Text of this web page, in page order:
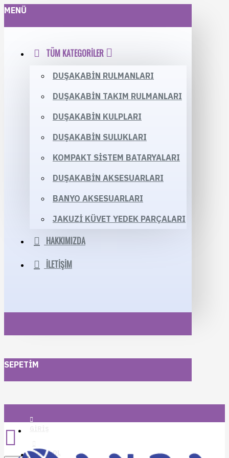
MENÜ
TÜM KATEGORILER
DUŞAKABIN RULMANLARI
DUŞAKABIN TAKIM RULMANLARI
DUŞAKABIN KULPLARI
DUŞAKABIN SULUKLARI
KOMPAKT SISTEM BATARYALARI
DUŞAKABIN AKSESUARLARI
BANYO AKSESUARLARI
JAKUZI KÜVET YEDEK PARÇALARI
HAKKIMIZDA
İLETIŞIM
SEPETIM
KAYIT OL